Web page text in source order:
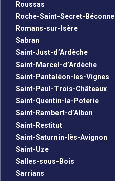
Roussas
Roche-Saint-Secret-Béconne
Romans-sur-Isère
Sabran
Saint-Just-d’Ardèche
Saint-Marcel-d’Ardèche
Saint-Pantaléon-les-Vignes
Saint-Paul-Trois-Châteaux
Saint-Quentin-la-Poterie
Saint-Rambert-d’Albon
Saint-Restitut
Saint-Saturnin-lès-Avignon
Saint-Uze
Salles-sous-Bois
Sarrians